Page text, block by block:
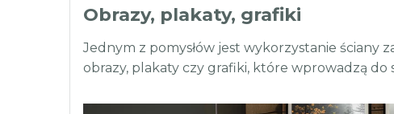
Obrazy, plakaty, grafiki
Jednym z pomysłów jest wykorzystanie ściany
obrazy, plakaty czy grafiki, które wprowadzą do